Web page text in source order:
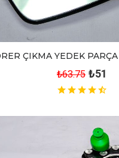
ÇIKMA YEDEK
₺63.75 ₺51